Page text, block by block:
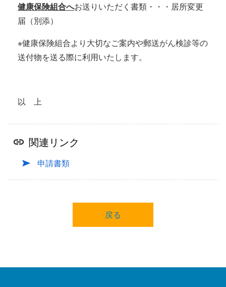
健康保険組合へお送りいただく書類・・・居所変更
届（別添）
※健康保険組合より大切なご案内や郵送がん検診等の
送付物を送る際に利用いたします。
以 上
関連リンク
申請書類
戻る